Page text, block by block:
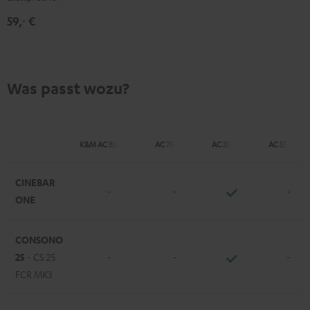
(Paar)
Schwarz
59,‐ €
Was passt wozu?
K&M AC 8500 SM AC 7500 SM AC 3500 SM AC 5500 SM
CINEBAR
ONE
- - -
CONSONO
25 - CS 25
FCR MK3
- - -